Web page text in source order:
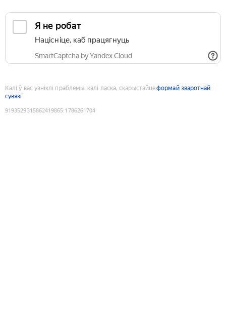
Я не робат
Націсніце, каб працягнуць
SmartCaptcha by Yandex Cloud
Калі ў вас узніклі праблемы, калі ласка, скарыстайцеформай зваротнай
сувязі
9193529315862419865:1786261704